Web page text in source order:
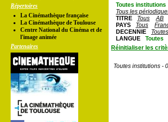
Répertoires
La Cinémathèque française
La Cinémathèque de Toulouse
Centre National du Cinéma et de
l'image animée
Partenaires
Toutes institutions
Tous les
TITRE
Tous AB
PAYS
Tous
DECENNIE
Toutes
LANGUE
Toutes
Réinitialiser les
Toutes institutions -